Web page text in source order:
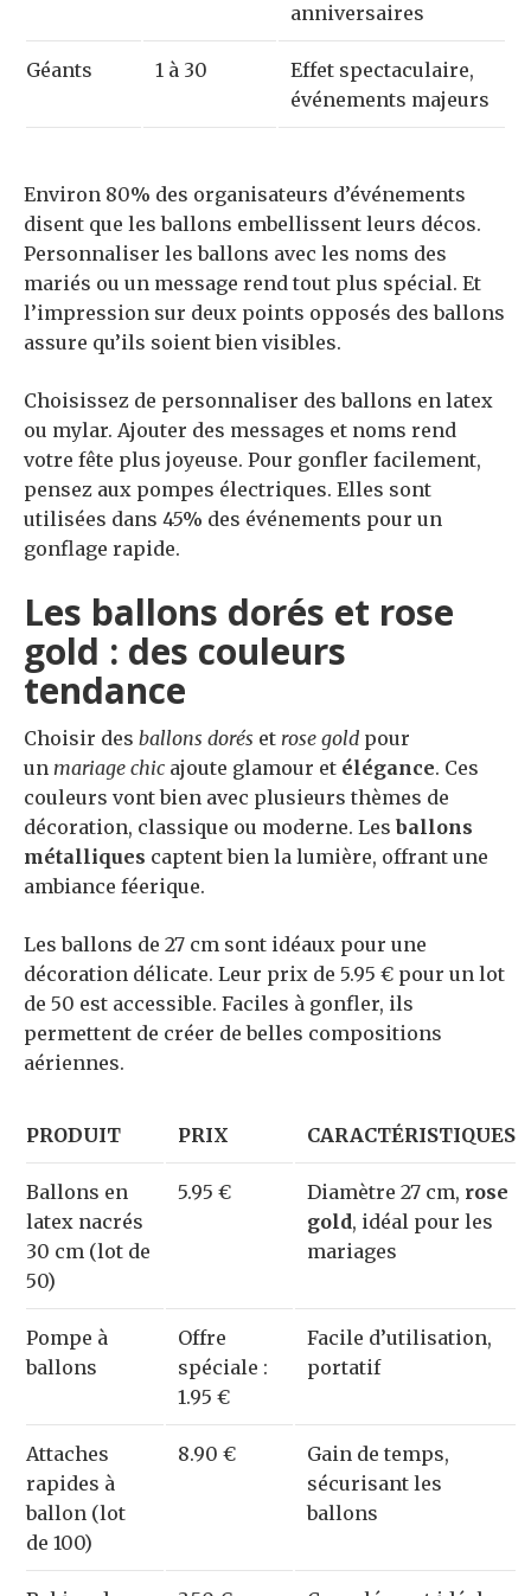
anniversaires
Géants 1 à 30
Effet spectaculaire,
événements majeurs
Environ 80% des organisateurs d’événements
disent que les ballons embellissent leurs décos.
Personnaliser les ballons avec les noms des
mariés ou un message rend tout plus spécial. Et
l’impression sur deux points opposés des ballons
assure qu’ils soient bien visibles.
Choisissez de personnaliser des ballons en latex
ou mylar. Ajouter des messages et noms rend
votre fête plus joyeuse. Pour gonfler facilement,
pensez aux pompes électriques. Elles sont
utilisées dans 45% des événements pour un
gonflage rapide.
Les ballons dorés et rose
gold : des couleurs
tendance
Choisir des ballons dorés et rose gold pour
un mariage chic ajoute glamour et élégance. Ces
couleurs vont bien avec plusieurs thèmes de
décoration, classique ou moderne. Lesballons
métalliques captent bien la lumière, offrant une
ambiance féerique.
Les ballons de 27 cm sont idéaux pour une
décoration délicate. Leur prix de 5.95 € pour un lot
de 50 est accessible. Faciles à gonfler, ils
permettent de créer de belles compositions
aériennes.
PRODUIT PRIX CARACTÉRISTIQUES
Ballons en
latex nacrés
30 cm (lot de
50)
5.95 € Diamètre 27 cm, rose
gold, idéal pour les
mariages
Pompe à
ballons
Offre
spéciale :
1.95 €
Facile d’utilisation,
portatif
Attaches
rapides à
ballon (lot
de 100)
8.90 €
Gain de temps,
sécurisant les
ballons